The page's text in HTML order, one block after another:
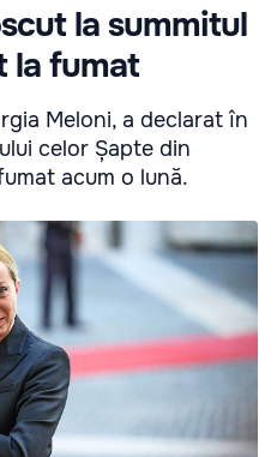
la summitul
la fumat
Meloni, a declarat în
celor Șapte din
acum o lună.